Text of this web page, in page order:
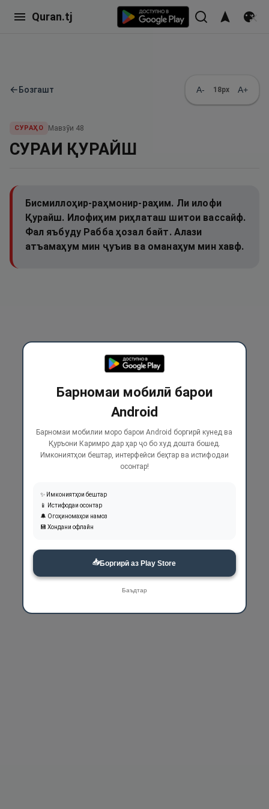
Quran.tj
←Бозгашт A- 18px A+
СУРАҲО Мавзӯи 48
СУРАИ ҚУРАЙШ
Бисмиллоҳир-раҳмонир-раҳим. Ли илофи
Қурайш. Илофиҳим риҳлаташ шитои вассайф.
Фал яъбуду Рабба ҳозал байт. Алази
атъамаҳум мин ҷуъив ва оманаҳум мин хавф.
Барномаи мобилӣ барои
Android
Барномаи мобилии моро барои Android боргирӣ кунед ва
Қуръони Каримро дар ҳар ҷо бо худ дошта бошед.
Имкониятҳои бештар, интерфейси беҳтар ва истифодаи
осонтар!
✨ Имкониятҳои бештар
📱 Истифодаи осонтар
🔔 Огоҳиномаҳои намоз
💾 Хондани офлайн
📥Боргирӣ аз Play Store
Баъдтар